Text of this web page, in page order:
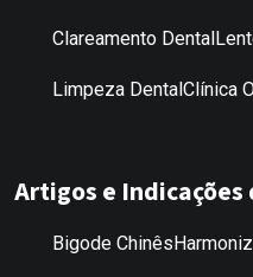
Clareamento Dental
Limpeza DentalClínica
Artigos e Indicações
Bigode Chinês